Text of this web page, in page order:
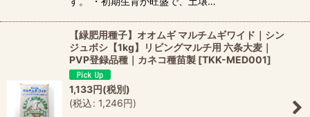
【緑肥用種子】オオムギ マルチムギワイド｜シン
ジュボシ【1kg】リビングマルチ用 六条大麦｜
PVP登録品種｜カネコ種苗製 [TKK-MED001]
1,133円(税別)
(税込: 1,246円)